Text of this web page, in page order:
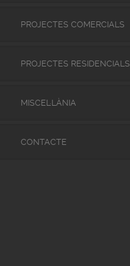
PROJECTES COMERCIALS
PROJECTES RESIDENCIALS
MISCEL·LÀNIA
CONTACTE